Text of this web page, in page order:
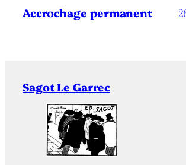
Accrochage permanent
Sagot Le Garrec